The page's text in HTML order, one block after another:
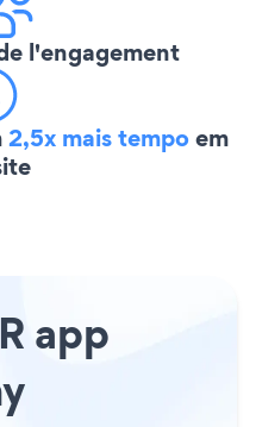
l'engagement
2,5x mais tempoem
app